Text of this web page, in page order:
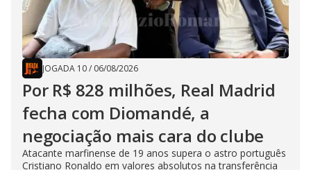
JOGADA 10/ 06/08/2026
Por R$ 828 milhões, Real Madrid
fecha com Diomandé, a
negociação mais cara do clube
Atacante marfinense de 19 anos supera o astro português
Cristiano Ronaldo em valores absolutos na transferência